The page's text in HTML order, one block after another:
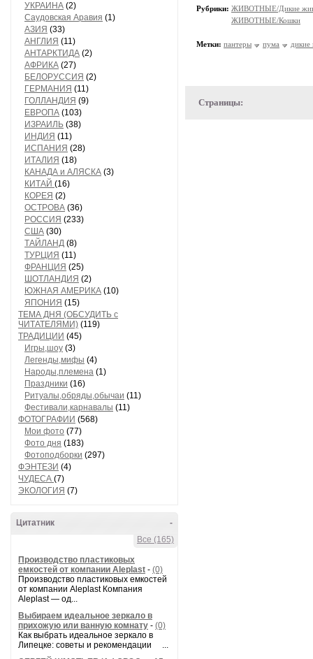
УКРАИНА (2)
Саудовская Аравия (1)
АЗИЯ (33)
АНГЛИЯ (11)
АНТАРКТИДА (2)
АФРИКА (27)
БЕЛОРУССИЯ (2)
ГЕРМАНИЯ (11)
ГОЛЛАНДИЯ (9)
ЕВРОПА (103)
ИЗРАИЛЬ (38)
ИНДИЯ (11)
ИСПАНИЯ (28)
ИТАЛИЯ (18)
КАНАДА и АЛЯСКА (3)
КИТАЙ (16)
КОРЕЯ (2)
ОСТРОВА (36)
РОССИЯ (233)
США (30)
ТАЙЛАНД (8)
ТУРЦИЯ (11)
ФРАНЦИЯ (25)
ШОТЛАНДИЯ (2)
ЮЖНАЯ АМЕРИКА (10)
ЯПОНИЯ (15)
ТЕМА ДНЯ (ОБСУДИТЬ с
ЧИТАТЕЛЯМИ) (119)
ТРАДИЦИИ (45)
Игры,шоу (3)
Легенды,мифы (4)
Народы,племена (1)
Праздники (16)
Ритуалы,обряды,обычаи (11)
Фестивали,карнавалы (11)
ФОТОГРАФИИ (568)
Мои фото (77)
Фото дня (183)
Фотоподборки (297)
ФЭНТЕЗИ (4)
ЧУДЕСА (7)
ЭКОЛОГИЯ (7)
-
Цитатник
Все (165)
Производство пластиковых
емкостей от компании Aleplast - (0)
Производство пластиковых емкостей
от компании Aleplast Компания
Aleplast — од...
Выбираем идеальное зеркало в
прихожую или ванную комнату - (0)
Как выбрать идеальное зеркало в
Липецке: советы и рекомендации ...
Рубрики: ЖИВОТНЫЕ/Дикие
ЖИВОТНЫЕ/Кошки
Метки: пантеры пума дикие
Страницы: